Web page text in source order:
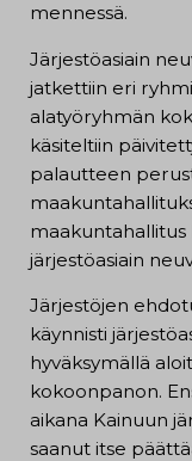
mennessä.
Järjestöasiain
jatkettiin eri
alatyöryhmän
käsiteltiin
palautteen
maakuntahallitus
järjestöasiain
Järjestöjen
käynnisti
hyväksymällä
kokoonpanon.
aikana Kainuun
saanut itse